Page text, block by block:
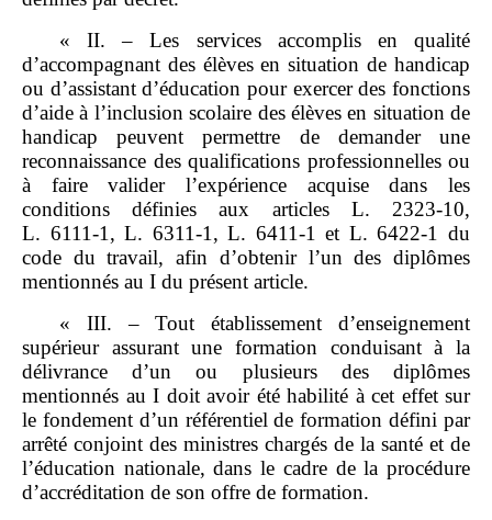
« II. – Les services accomplis en qualité
d’accompagnant des élèves en situation de handicap
ou d’assistant d’éducation pour exercer des fonctions
d’aide à l’inclusion scolaire des élèves en situation de
handicap peuvent permettre de demander une
reconnaissance des qualifications professionnelles ou
à faire valider l’expérience acquise dans les
conditions définies aux articles L. 2323‑10,
L. 6111‑1, L. 6311‑1, L. 6411‑1 et L. 6422‑1 du
code du travail, afin d’obtenir l’un des diplômes
mentionnés au I du présent article.
« III. – Tout établissement d’enseignement
supérieur assurant une formation conduisant à la
délivrance d’un ou plusieurs des diplômes
mentionnés au I doit avoir été habilité à cet effet sur
le fondement d’un référentiel de formation défini par
arrêté conjoint des ministres chargés de la santé et de
l’éducation nationale, dans le cadre de la procédure
d’accréditation de son offre de formation.